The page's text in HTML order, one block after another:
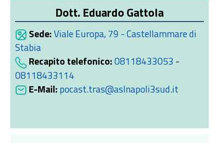
Dott. Eduardo Gattola
Sede:Viale Europa, 79 - Castellammare di
Stabia
Recapito telefonico:08118433053 -
08118433114
E-Mail: pocast.tras@aslnapoli3sud.it